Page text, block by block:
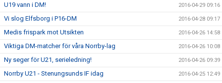
U19 vann i DM! 2016-04-29 09:16
Vi slog Elfsborg i P16-DM 2016-04-28 09:17
Medis frispark mot Utsikten 2016-04-26 14:58
Viktiga DM-matcher för våra Norrby-lag 2016-04-26 10:08
Ny seger för U21, serieledning! 2016-04-26 09:39
Norrby U21 - Stenungsunds IF idag 2016-04-25 12:49